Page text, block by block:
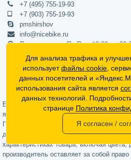
+7 (495) 755-19-93
+7 (903) 755-19-93
pmshirshov
info@nicebike.ru
Прием звонков Пн-Пт с 10:00 до
ПВЗ Пн-Пт с 10:00 до 20:00
г. Москва, ул. Барклая 13с1
подъезд 1, цокольный этаж, офис 1
Официальный интернет-магазин
Вся информация на сайте носит
является публичной офертой
Гражданского кодекса РФ) и не может в
достоверную информацию о свойствах,
характеристиках товара, включая
производитель оставляет за собой
Для анализа трафика и
используетфайлы cookie ,
данных посетителей и
использования сайта является
данных технологий.
странице Политика
Я согласен /